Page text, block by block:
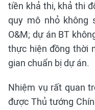
tiền khả thi, khả thi
quy mô nhỏ không
O&M; dự án BT
thực hiện đồng thời
gian chuẩn bị dự án.
Nhiệm vụ rất quan
được Thủ tướng